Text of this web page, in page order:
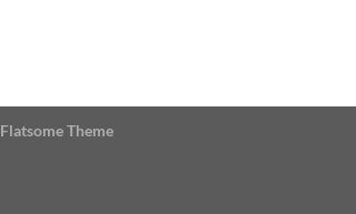
Flatsome Theme